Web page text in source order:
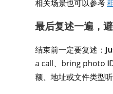
相关场景也可以参考
最后复述一遍，
结束前一定要复述：
a call、bring photo
额、地址或文件类型听